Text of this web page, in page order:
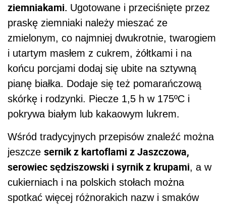
ziemniakami. Ugotowane i przeciśnięte przez
praskę ziemniaki należy mieszać ze
zmielonym, co najmniej dwukrotnie, twarogiem
i utartym masłem z cukrem, żółtkami i na
końcu porcjami dodaj się ubite na sztywną
pianę białka. Dodaje się też pomarańczową
skórkę i rodzynki. Piecze 1,5 h w 175ºC i
pokrywa białym lub kakaowym lukrem.
Wśród tradycyjnych przepisów znaleźć można
jeszcze sernik z kartoflami z Jaszczowa,
serowiec sędziszowski i syrnik z krupami, a w
cukierniach i na polskich stołach można
spotkać więcej różnorakich nazw i smaków